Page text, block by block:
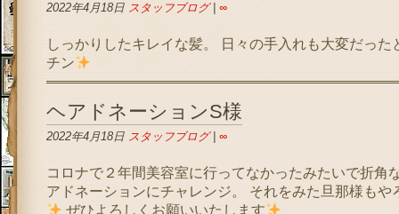
2022年4月18日 スタッフブログ| ∞
しっかりしたキレイな髪。 日々の手入れも大変だった
チン
ヘアドネーションS様
2022年4月18日 スタッフブログ| ∞
コロナで２年間美容室に行ってなかったみたいで折角
アドネーションにチャレンジ。 それをみた旦那様もや
ぜひよろしくお願いいたします